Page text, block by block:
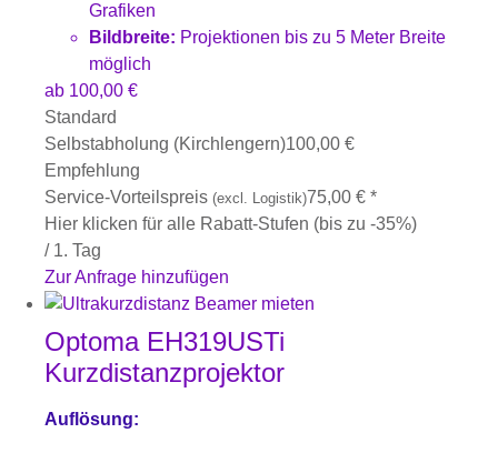
Grafiken
Bildbreite: Projektionen bis zu 5 Meter Breite
möglich
ab 100,00 €
Standard
Selbstabholung (Kirchlengern)100,00 €
Empfehlung
Service-Vorteilspreis (excl. Logistik)75,00 € *
Hier klicken für alle Rabatt-Stufen (bis zu -35%)
/ 1. Tag
Zur Anfrage hinzufügen
Optoma EH319USTi
Kurzdistanzprojektor
Auflösung: